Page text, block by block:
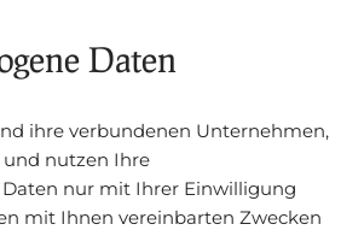
Daten
ihre verbundenen Unternehmen,
nutzen Ihre
nur mit Ihrer Einwilligung
mit Ihnen vereinbarten Zwecken